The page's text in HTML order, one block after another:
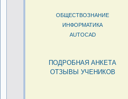
ОБЩЕСТВОЗНАНИЕ
ИНФОРМАТИКА
AUTOCAD
ПОДРОБНАЯ АНКЕТА
ОТЗЫВЫ УЧЕНИКОВ